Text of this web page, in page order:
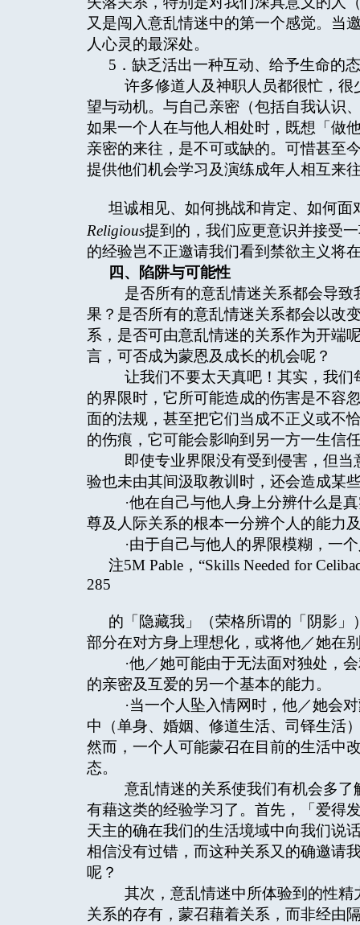
又是闯入意乱情迷中的第一个感觉。当
人心灵的最深处。
5．缺乏活出一种互动、给予生命的
许多修道人及神职人员都很忙，很
望与动机。与自己亲密（包括自我认识
如果一个人在与他人相处时，既想「做
亲密的来往，是不可或缺的。可惜甚至
提供他们机会学习及演练成年人相互来
坦诚相见、如何挑战和肯定、如何面
Religious提到的，我们应更意识并接受
的经验岂不正邀请我们看到禁欲主义将
四、陷阱与可能性
是否所有的意乱情迷关系都会导致
果？是否所有的意乱情迷关系都会以改
系，是否可由意乱情迷的关系作为开端
言，可否成为蒙恩及成长的机会呢？
让我们不要太天真吧！其实，我们
的界限时，它所可能造成的伤害是不容
面的法规，甚至把它们当成不正义或不
的伤痕，它可能会影响到另一方一生信
即使专业界限没有受到侵害，但当
验也未由其间汲取教训时，还会造成某
·他在自己与他人身上分辨什么是
尊及人际关系的根本一分辨个人的能力
·由于自己与他人的界限模糊，一
注5M Pable，“Skills Needed for
285
的「隐藏我」（荣格所谓的「阴影
部分在对方身上理想化，或将他／她在
·他／她可能由于无法面对独处，
的亲密及互爱的另一个基本的能力。
·当一个人坠入情网时，他／她会
中（单身、婚姻、修道生活、司铎生活
然而，一个人可能蒙召在目前的生活中
态。
意乱情迷的关系使我们有机会多了
有藉这类的经验学习了。首先，「爱得
天主的确在我们的生活境域中向我们说
相信没有过错，而这种关系又的确邀请
呢？
其次，意乱情迷中所体验到的性精
关系的存有，蒙召藉着关系，而非经由